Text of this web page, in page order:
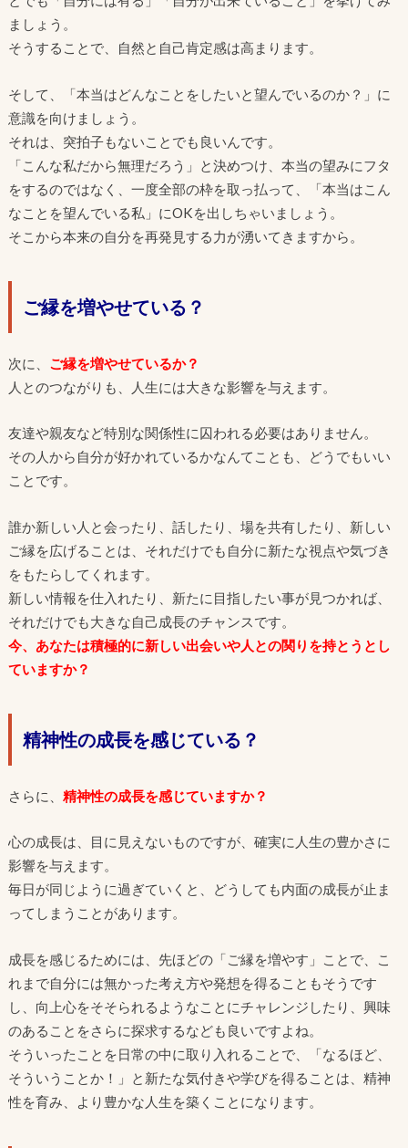
ましょう。
そうすることで、自然と自己肯定感は高まります。
そして、「本当はどんなことをしたいと望んでいるのか？」に
意識を向けましょう。
それは、突拍子もないことでも良いんです。
「こんな私だから無理だろう」と決めつけ、本当の望みにフタ
をするのではなく、一度全部の枠を取っ払って、「本当はこん
なことを望んでいる私」にOKを出しちゃいましょう。
そこから本来の自分を再発見する力が湧いてきますから。
ご縁を増やせている？
次に、 ご縁を増やせているか？
人とのつながりも、人生には大きな影響を与えます。
友達や親友など特別な関係性に囚われる必要はありません。
その人から自分が好かれているかなんてことも、どうでもいい
ことです。
誰か新しい人と会ったり、話したり、場を共有したり、新しい
ご縁を広げることは、それだけでも自分に新たな視点や気づき
をもたらしてくれます。
新しい情報を仕入れたり、新たに目指したい事が見つかれば、
それだけでも大きな自己成長のチャンスです。
今、あなたは積極的に新しい出会いや人との関りを持とうとし
ていますか？
精神性の成長を感じている？
さらに、 精神性の成長を感じていますか？
心の成長は、目に見えないものですが、確実に人生の豊かさに
影響を与えます。
毎日が同じように過ぎていくと、どうしても内面の成長が止ま
ってしまうことがあります。
成長を感じるためには、先ほどの「ご縁を増やす」ことで、こ
れまで自分には無かった考え方や発想を得ることもそうです
し、向上心をそそられるようなことにチャレンジしたり、興味
のあることをさらに探求するなども良いですよね。
そういったことを日常の中に取り入れることで、「なるほど、
そういうことか！」と新たな気付きや学びを得ることは、精神
性を育み、より豊かな人生を築くことになります。